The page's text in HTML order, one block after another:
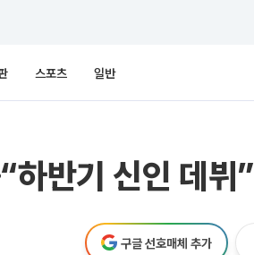
스포츠 일반
하반기 신인 데뷔”
구글 선호매체 추가